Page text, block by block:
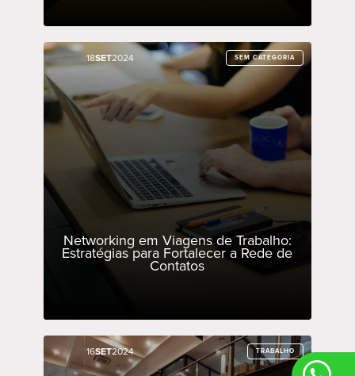
18SET2024 SEM CATEGORIA
Networking em Viagens de Trabalho:
Estratégias para Fortalecer a Rede de
Contatos
18SET2024 SEM CATEGORIA
16SET2024 TRABALHO
16SET2024 TRABALHO